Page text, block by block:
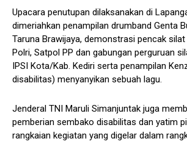
Upacara penutupan dilaksanakan di
dimeriahkan penampilan drumband Genta
Taruna Brawijaya, demonstrasi pencak silat
Polri, Satpol PP dan gabungan perguruan
IPSI Kota/Kab. Kediri serta penampilan
disabilitas) menyanyikan sebuah lagu.
Jenderal TNI Maruli Simanjuntak juga
pemberian sembako disabilitas dan yatim
rangkaian kegiatan yang digelar dalam